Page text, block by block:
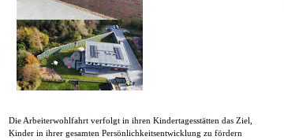
Die Arbeiterwohlfahrt verfolgt in ihren Kindertagesstätten das Ziel,
Kinder in ihrer gesamten Persönlichkeitsentwicklung zu fördern